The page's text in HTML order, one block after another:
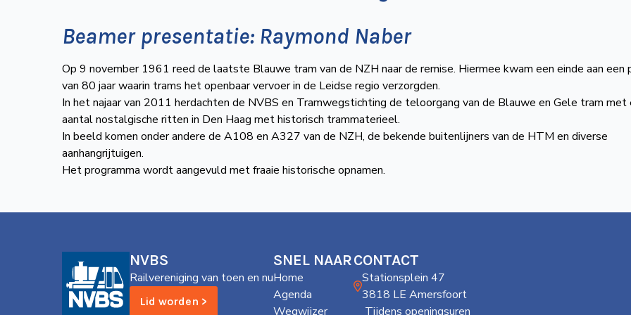
Beamer presentatie: Raymond Naber
Op 9 november 1961 reed de laatste Blauwe tram van de NZH naar de remise. Hiermee kwam een einde aan een
van 80 jaar waarin trams het openbaar vervoer in de Leidse regio verzorgden.
In het najaar van 2011 herdachten de NVBS en Tramwegstichting de teloorgang van de Blauwe en Gele tram met
aantal nostalgische ritten in Den Haag met historisch trammaterieel.
In beeld komen onder andere de A108 en A327 van de NZH, de bekende buitenlijners van de HTM en diverse
aanhangrijtuigen.
Het programma wordt aangevuld met fraaie historische opnamen.
NVBS
Railvereniging van toen en nu
Lid worden >
SNEL NAAR
Home
Agenda
Wegwijzer
CONTACT
Stationsplein 47
3818 LE Amersfoort
Tijdens openingsuren